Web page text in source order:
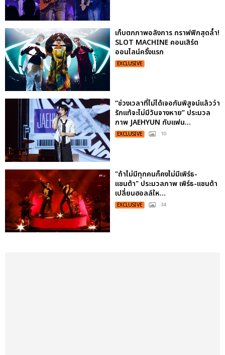
เก็บตกภาพอลังการ กราฟฟิกสุดล้ำ!
SLOT MACHINE คอนเสิร์ต
ออนไลน์ครั้งแรก
EXCLUSIVE
“ช่วงเวลาที่ไม่ได้เจอกันพิสูจน์แล้วว่า
รักแท้จะไม่มีวันจางหาย” ประมวล
ภาพ JAEHYUN กับแฟน...
EXCLUSIVE : 10
"ถ้าไม่มีทุกคนก็คงไม่มีเพิร์ธ-
แซนต้า" ประมวลภาพ เพิร์ธ-แซนต้า
เปลี่ยนฮอลล์ให...
EXCLUSIVE : 34